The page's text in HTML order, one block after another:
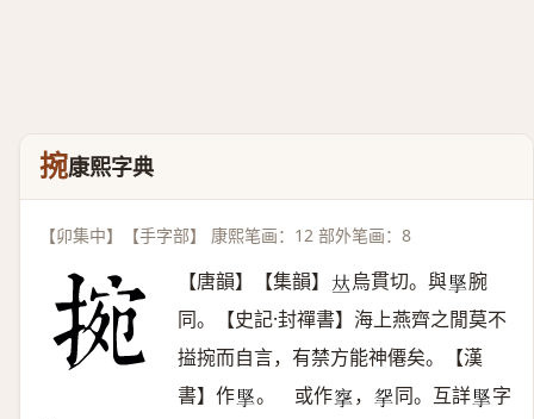
捥康熙字典
【卯集中】【手字部】 康熙笔画：12 部外笔画：8
【唐韻】【集韻】 𠀤烏貫切。與𢯲 腕
同。【史記·封禪書】海上燕齊之閒莫不
搤捥而自言，有禁方能神僊矣。【漢
書】作𢯲 。 或作𢮘 ， 𢪸同。互詳𢯲 字